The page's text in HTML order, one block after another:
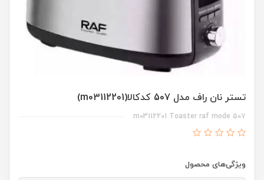
تستر نان راف مدل 507 کدکالا(m03112201)
m03112201 Toaster raf mode 507
ویژگی‌های محصول